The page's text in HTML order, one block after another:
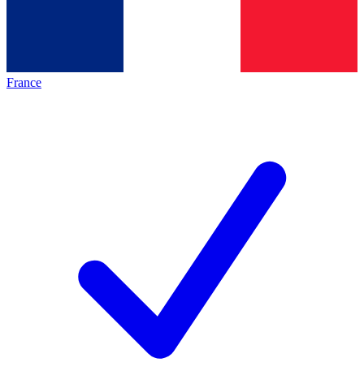
France